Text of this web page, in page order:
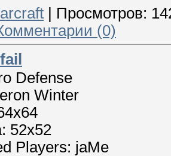
Просмотров:
(0)
Defense
Winter
52x52
Players: jaMe